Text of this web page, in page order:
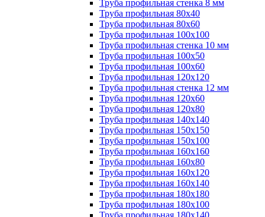
Труба профильная стенка 8 мм
Труба профильная 80х40
Труба профильная 80х60
Труба профильная 100х100
Труба профильная стенка 10 мм
Труба профильная 100х50
Труба профильная 100х60
Труба профильная 120х120
Труба профильная стенка 12 мм
Труба профильная 120х60
Труба профильная 120х80
Труба профильная 140х140
Труба профильная 150х150
Труба профильная 150х100
Труба профильная 160х160
Труба профильная 160х80
Труба профильная 160х120
Труба профильная 160х140
Труба профильная 180х180
Труба профильная 180х100
Труба профильная 180х140